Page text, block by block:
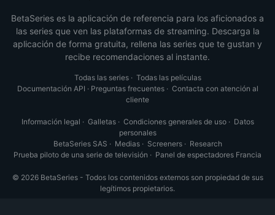
BetaSeries es la aplicación de referencia para los aficionados a
las series que ven las plataformas de streaming. Descarga la
aplicación de forma gratuita, rellena las series que te gustan y
recibe recomendaciones al instante.
Todas las series· Todas las películas
Documentación API · Preguntas frecuentes· Contacta con atención al
cliente
Información legal · Galletas· Condiciones generales de uso· Datos
personales
BetaSeries SAS · Medias· Screeners· Research
Prueba piloto de una serie de televisión · Panel de espectadores Francia
© 2026 BetaSeries - Todos los contenidos externos son propiedad de sus
legítimos propietarios.